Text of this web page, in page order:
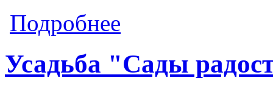
Подробнее
Усадьба "Сады